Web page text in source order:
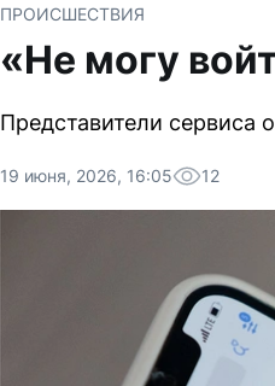
ПРОИСШЕСТВИЯ
«Не могу
Представители сервиса
19 июня, 2026, 16:05 12